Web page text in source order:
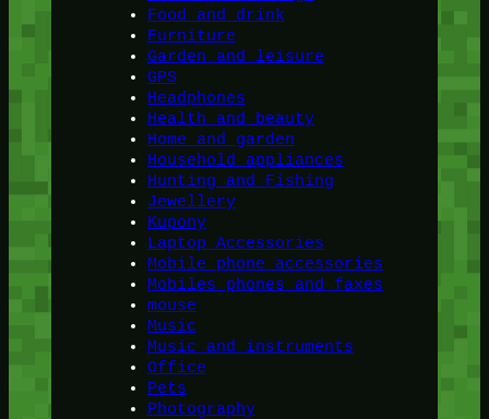
Food and drink
Furniture
Garden and leisure
GPS
Headphones
Health and beauty
Home and garden
Household appliances
Hunting and Fishing
Jewellery
Kupony
Laptop Accessories
Mobile phone accessories
Mobiles phones and faxes
mouse
Music
Music and instruments
Office
Pets
Photography